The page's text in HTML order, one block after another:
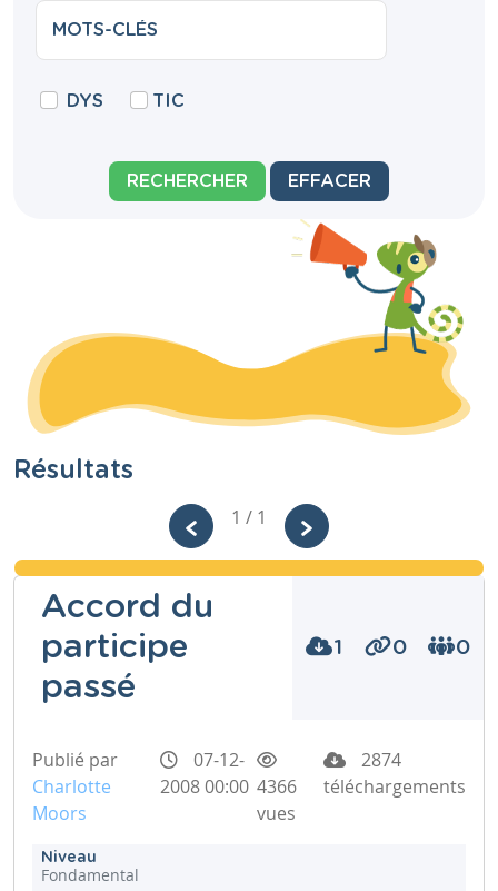
DYS TIC
RECHERCHER EFFACER
Résultats
1 / 1
Accord du
participe
passé
1 0 0
Publié par
Charlotte
Moors
07-12-
2008 00:00 4366
vues
2874
téléchargements
Niveau
Fondamental